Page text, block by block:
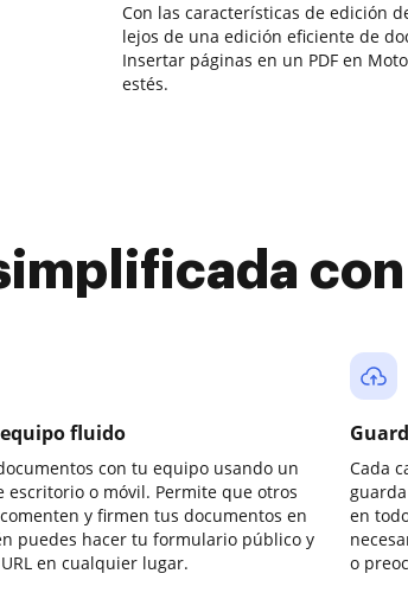
Con las características de edición
lejos de una edición eficiente de
Insertar páginas en un PDF en
estés.
fluido
con tu equipo usando un
escritorio o móvil. Permite que otros
y firmen tus documentos en
puedes hacer tu formulario público y
en cualquier lugar.
Cada
en
o